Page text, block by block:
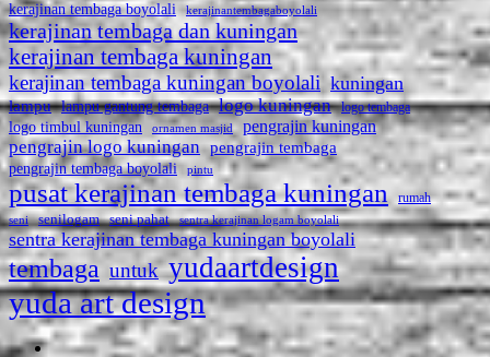
kerajinan tembaga boyolali kerajinantembagaboyolali
kerajinan tembaga dan kuningan
kerajinan tembaga kuningan
kerajinan tembaga kuningan boyolali kuningan
lampu lampu gantung tembaga logo kuningan logo tembaga
logo timbul kuningan ornamen masjid pengrajin kuningan
pengrajin logo kuningan pengrajin tembaga
pengrajin tembaga boyolali
pintu
pusat kerajinan tembaga kuningan rumah
seni senilogam seni pahat sentra kerajinan logam boyolali
sentra kerajinan tembaga kuningan boyolali
tembaga untuk yudaartdesign
yuda art design